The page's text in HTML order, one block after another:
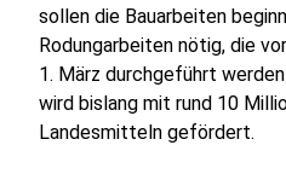
sollen die Bauarbeiten
Rodungarbeiten nötig, die
1. März durchgeführt
wird bislang mit rund 10
Landesmitteln gefördert.